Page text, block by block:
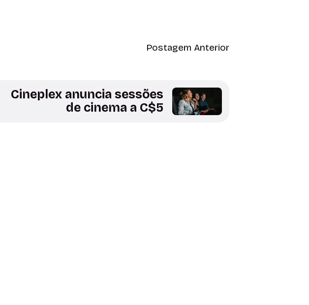
Postagem Anterior
Cineplex anuncia sessões
de cinema a C$5